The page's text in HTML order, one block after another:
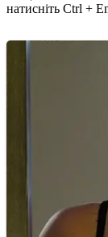
натисніть Ctrl +